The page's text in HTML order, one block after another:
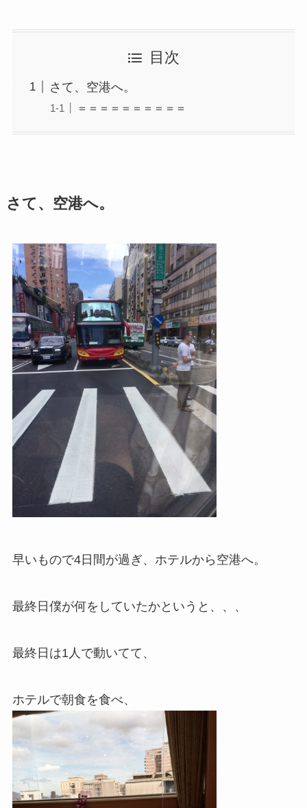
目次
さて、空港へ。
＝＝＝＝＝＝＝＝＝＝
さて、空港へ。
早いもので4日間が過ぎ、ホテルから空港へ。
最終日僕が何をしていたかというと、、、
最終日は1人で動いてて、
ホテルで朝食を食べ、